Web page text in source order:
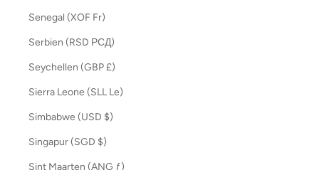
Senegal (XOF Fr)
Serbien (RSD РСД)
Seychellen (GBP £)
Sierra Leone (SLL Le)
Simbabwe (USD $)
Singapur (SGD $)
Sint Maarten (ANG ƒ)